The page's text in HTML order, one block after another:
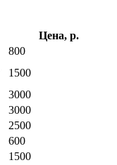
Цена, р.
800
1500
3000
3000
2500
600
1500